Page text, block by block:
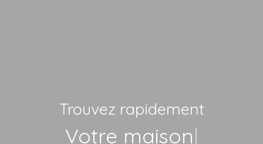
Trouvez rapidement
Votre maison|